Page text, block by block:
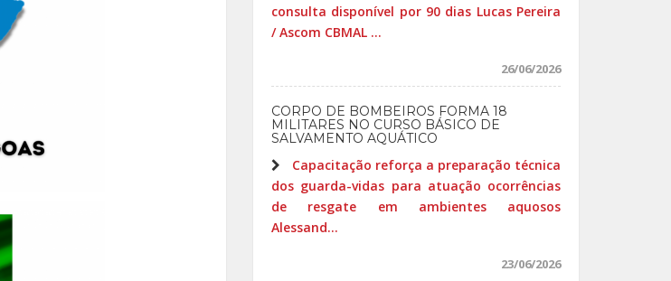
consulta disponível por 90 dias Lucas Pereira
/ Ascom CBMAL ...
26/06/2026
CORPO DE BOMBEIROS FORMA 18
MILITARES NO CURSO BÁSICO DE
SALVAMENTO AQUÁTICO
Capacitação reforça a preparação técnica
dos guarda-vidas para atuação ocorrências
de resgate em ambientes aquosos
Alessand...
23/06/2026